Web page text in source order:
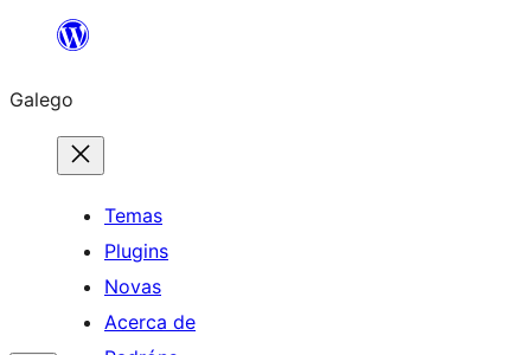
Saltar
contido
Galego
Temas
Plugins
Novas
Acerca de